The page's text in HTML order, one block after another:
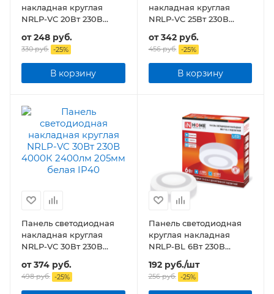
накладная круглая
NRLP-VC 20Вт 230В
IP40
от248 руб.
330 руб. -25%
В корзину
накладная круглая
NRLP-VC 25Вт 230В
IP40
от342 руб.
456 руб. -25%
В корзину
Панель светодиодная
накладная круглая
NRLP-VC 30Вт 230В
IP40
от374 руб.
498 руб. -25%
Панель светодиодная
круглая накладная
NRLP-BL 6Вт 230В
4000К 350Лм 105мм с
подсветкой белая
192руб./шт
256руб. -25%